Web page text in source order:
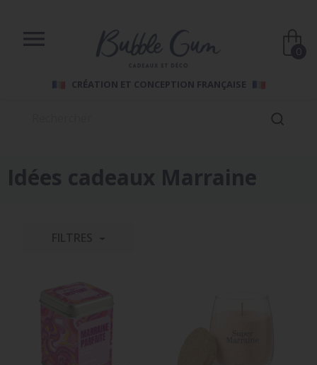
 0
CRÉATION ET CONCEPTION FRANÇAISE